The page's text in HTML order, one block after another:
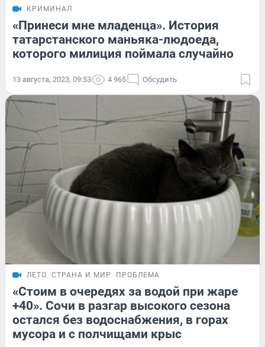
КРИМИНАЛ
«Принеси мне младенца». История
татарстанского маньяка-людоеда,
которого милиция поймала случайно
13 августа, 2023, 09:53 4 965 Обсудить
ЛЕТО СТРАНА И МИР ПРОБЛЕМА
«Стоим в очередях за водой при жаре
+40». Сочи в разгар высокого сезона
остался без водоснабжения, в горах
мусора и с полчищами крыс